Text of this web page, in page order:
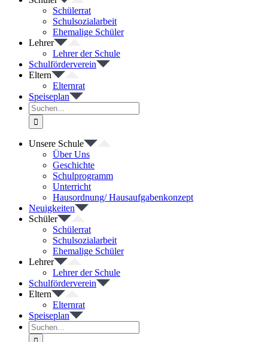
Schülerrat
Schulsozialarbeit
Ehemalige Schüler
Lehrer
Lehrer der Schule
Schulförderverein
Eltern
Elternrat
Speiseplan
Suche
nach:
Unsere Schule
Über Uns
Geschichte
Schulprogramm
Unterricht
Hausordnung/ Hausaufgabenkonzept
Neuigkeiten
Schüler
Schülerrat
Schulsozialarbeit
Ehemalige Schüler
Lehrer
Lehrer der Schule
Schulförderverein
Eltern
Elternrat
Speiseplan
Suche
nach: